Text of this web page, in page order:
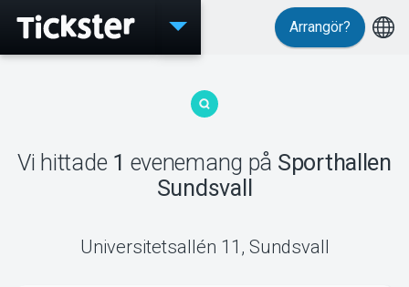
Evenemang
MyTickster
Arrangör?
Vi hittade 1 evenemang på Sporthallen
Sundsvall
Universitetsallén 11 , Sundsvall